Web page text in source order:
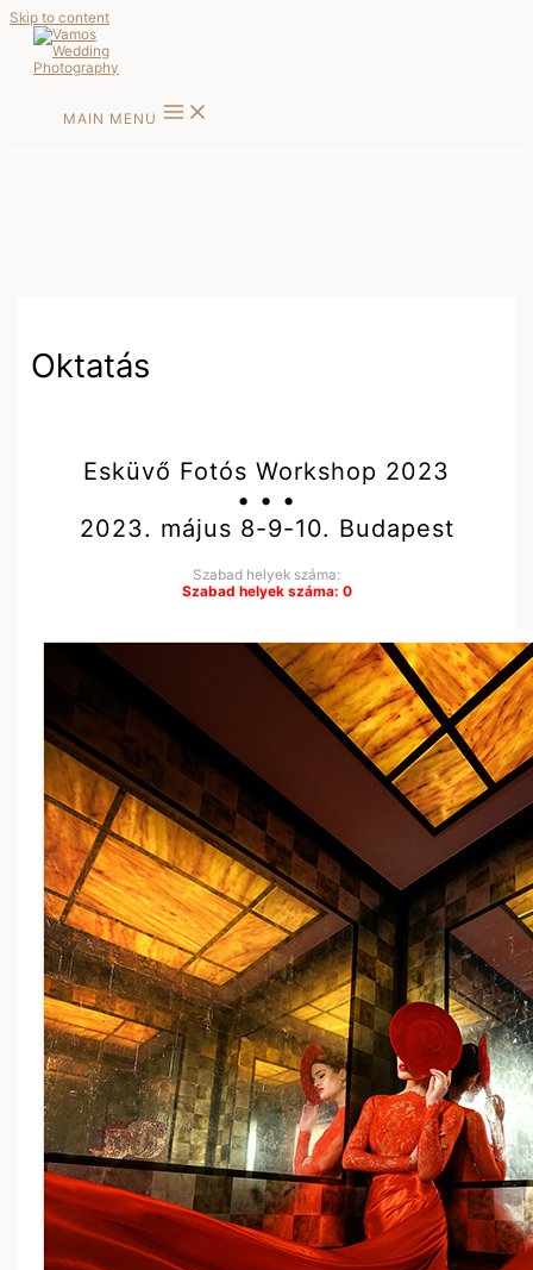
Skip to content
MAIN MENU
Oktatás
Esküvő Fotós Workshop 2023
• • •
2023. május 8-9-10. Budapest
Szabad helyek száma:
Szabad helyek száma: 0